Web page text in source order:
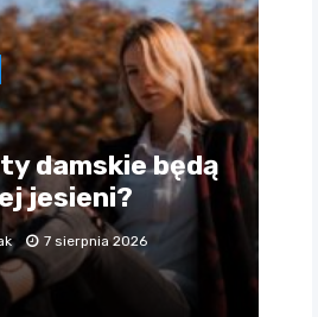
damskie będą
jesieni?
7 sierpnia 2026